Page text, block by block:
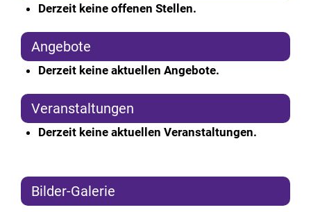
Derzeit keine offenen Stellen.
Angebote
Derzeit keine aktuellen Angebote.
Veranstaltungen
Derzeit keine aktuellen Veranstaltungen.
Bilder-Galerie